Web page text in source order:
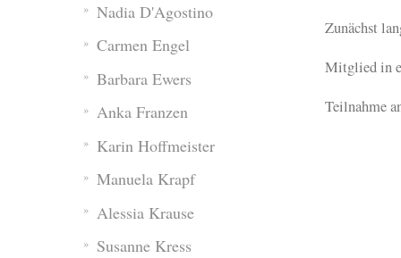
Zunächst
Mitglied in
Teilnahme
Nadia D'Agostino
Carmen Engel
Barbara Ewers
Anka Franzen
Karin Hoffmeister
Manuela Krapf
Alessia Krause
Susanne Kress